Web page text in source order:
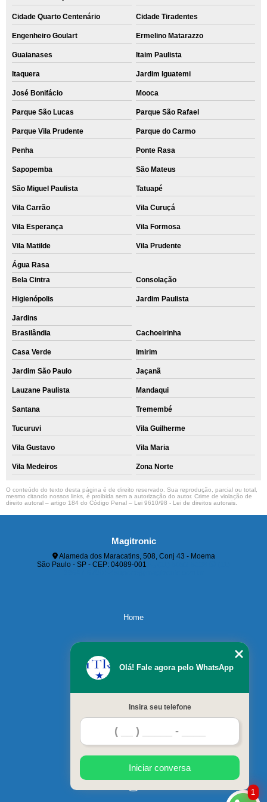
orçamento de recuperação dados Cajamar
Cidade Quarto Centenário Cidade Tiradentes
Engenheiro Goulart Ermelino Matarazzo
Guaianases Itaim Paulista
Itaquera Jardim Iguatemi
José Bonifácio Mooca
Parque São Lucas Parque São Rafael
Parque Vila Prudente Parque do Carmo
Penha Ponte Rasa
Sapopemba São Mateus
São Miguel Paulista Tatuapé
Vila Carrão Vila Curuçá
Vila Esperança Vila Formosa
Vila Matilde Vila Prudente
Água Rasa
Bela Cintra
Consolação
Higienópolis Jardim Paulista
Jardins
Brasilândia
Cachoeirinha
Casa Verde Imirim
Jardim São Paulo Jaçanã
Lauzane Paulista Mandaqui
Santana Tremembé
Tucuruvi Vila Guilherme
Vila Gustavo Vila Maria
Vila Medeiros Zona Norte
O conteúdo do texto desta página é de direito reservado. Sua reprodução, parcial ou total,
mesmo citando nossos links, é proibida sem a autorização do autor. Crime de violação de
direito autoral – artigo 184 do Código Penal – Lei 9610/98 - Lei de direitos autorais
Magitronic
Alameda dos Maracatins, 508, Conj 43 - Moema
São Paulo - SP - CEP: 04089-001
Home
Blog
1
Olá! Fale agora pelo WhatsApp
Insira seu telefone
Iniciar conversa